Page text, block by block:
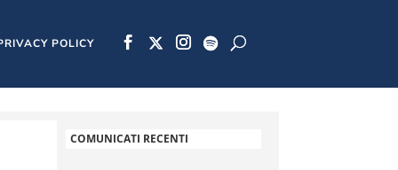
POLICY
COMUNICATI RECENTI